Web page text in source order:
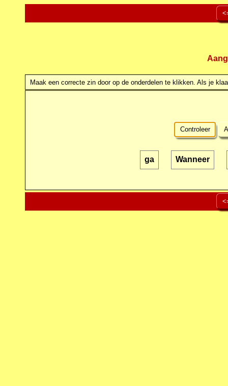
Maak een correcte zin door op de onderdelen te klikken. Als je
Controleer
ga Wanneer